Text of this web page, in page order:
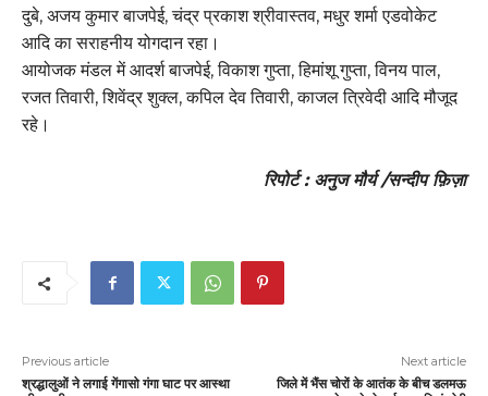
दुबे, अजय कुमार बाजपेई, चंद्र प्रकाश श्रीवास्तव, मधुर शर्मा एडवोकेट
आदि का सराहनीय योगदान रहा।
आयोजक मंडल में आदर्श बाजपेई, विकाश गुप्ता, हिमांशू गुप्ता, विनय पाल,
रजत तिवारी, शिवेंद्र शुक्ल, कपिल देव तिवारी, काजल त्रिवेदी आदि मौजूद
रहे।
रिपोर्ट : अनुज मौर्य /सन्दीप फ़िज़ा
Previous article
श्रद्धालुओं ने लगाई गेंगासो गंगा घाट पर आस्था
Next article
जिले में भैंस चोरों के आतंक के बीच डलमऊ